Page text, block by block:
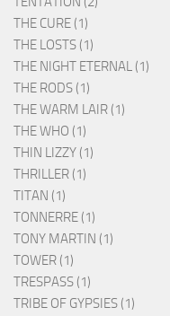
THE CURE (1)
THE LOSTS (1)
THE NIGHT ETERNAL (1)
THE RODS (1)
THE WARM LAIR (1)
THE WHO (1)
THIN LIZZY (1)
THRILLER (1)
TITAN (1)
TONNERRE (1)
TONY MARTIN (1)
TOWER (1)
TRESPASS (1)
TRIBE OF GYPSIES (1)